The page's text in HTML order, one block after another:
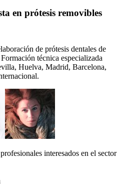
en prótesis removibles
de prótesis dentales de
Formación técnica especializada
Huelva, Madrid, Barcelona,
interesados en el sector